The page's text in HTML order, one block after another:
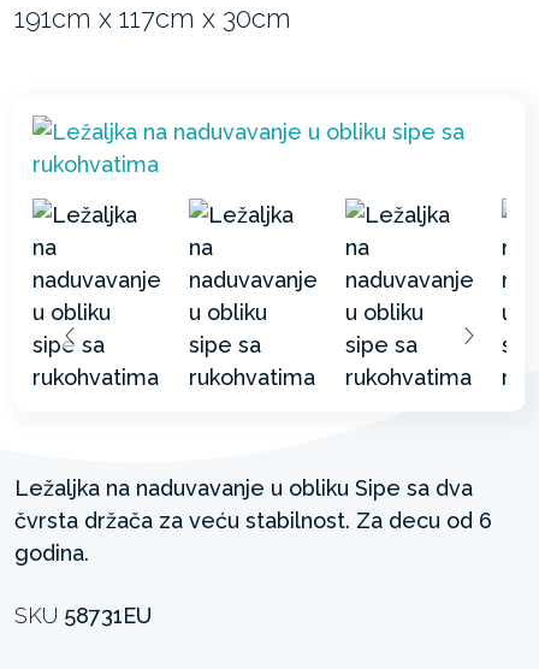
191cm x 117cm x 30cm
Ležaljka na naduvavanje u obliku Sipe sa dva
čvrsta držača za veću stabilnost. Za decu od 6
godina.
SKU 58731EU